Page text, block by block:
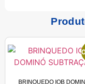
BRINQUEDO IOB